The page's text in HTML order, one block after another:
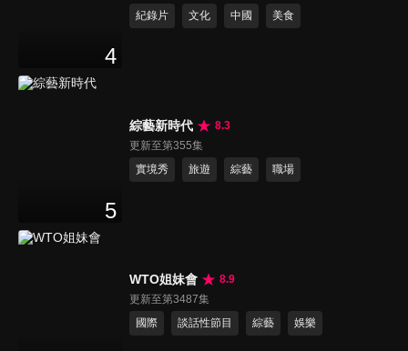
4
紀錄片
文化 中國 美食
5
綜藝新時代
8.3
更新至第355集
實境秀
旅遊 綜藝 職場
WTO姐妹會
8.9
更新至第3487集
國際
談話性節目 綜藝 娛樂